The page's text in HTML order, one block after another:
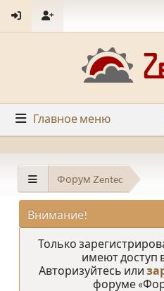
Главное меню
Форум Zentec
Внимание!
Только
имеют доступ
Авторизуйтесь или
форуме